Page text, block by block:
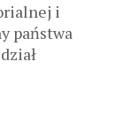
i
państwa